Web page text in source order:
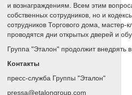
и вознаграждениям. Всем этим
собственных сотрудников, но и
сотрудников Торгового дома,
проводятся дни открытых дверей и
Группа "Эталон" продолжит внедрять
Контакты
пресс-служба Группы "Эталон"
pressa@etalongroup.com